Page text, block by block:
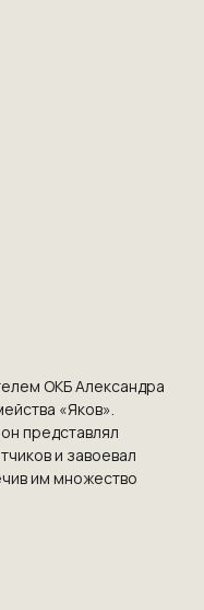
ОКБ Александра
«Яков».
представлял
и завоевал
им множество